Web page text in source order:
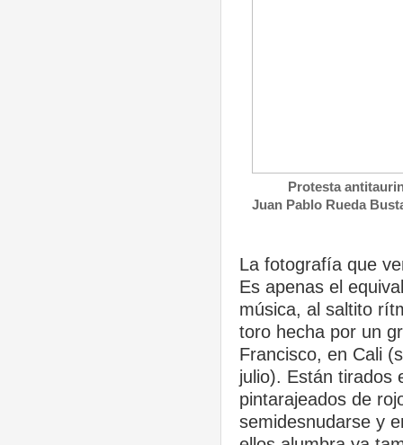
Protesta antitaurina
Juan Pablo Rueda
La fotografía que
Es apenas el
música, al saltito
toro hecha por un
Francisco, en Cali
julio). Están tirados
pintarajeados de
semidesnudarse y